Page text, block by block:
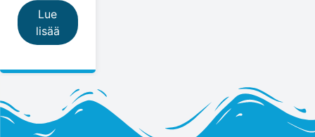
Lue
lisää